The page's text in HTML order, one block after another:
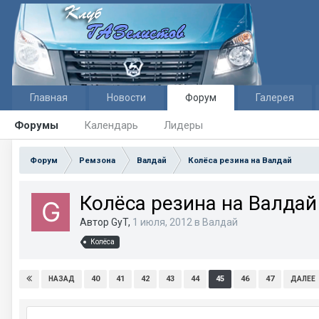
Главная Новости Форум
Форумы Календарь Лидеры
Галерея
Форум Ремзона Валдай Колёса резина на Валдай
Колёса резина на Валдай
Автор GyT, 1 июля, 2012 в Валдай
Колёса
НАЗАД 40 41 42 43 44 45 46 47 ДАЛЕЕ